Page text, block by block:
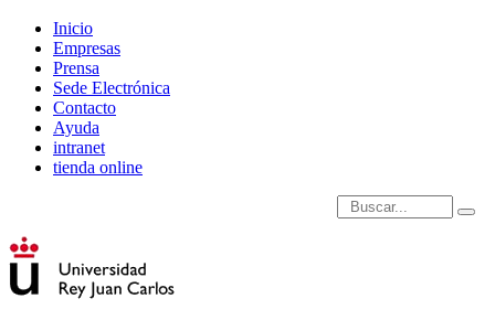
Inicio
Empresas
Prensa
Sede Electrónica
Contacto
Ayuda
intranet
tienda online
Introduce términos de